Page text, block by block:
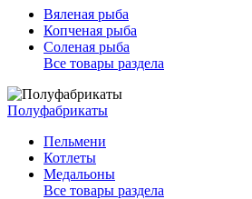
Вяленая рыба
Копченая рыба
Соленая рыба
Все товары раздела
Полуфабрикаты
Пельмени
Котлеты
Медальоны
Все товары раздела